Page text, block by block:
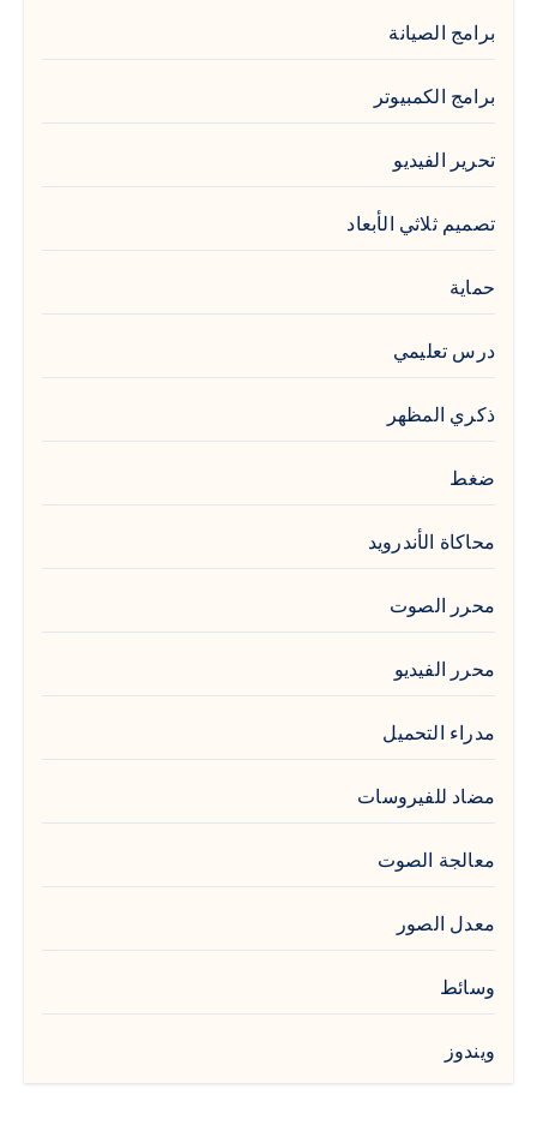
برامج الصيانة
برامج الكمبيوتر
تحرير الفيديو
تصميم ثلاثي الأبعاد
حماية
درس تعليمي
ذكري المظهر
ضغط
محاكاة الأندرويد
محرر الصوت
محرر الفيديو
مدراء التحميل
مضاد للفيروسات
معالجة الصوت
معدل الصور
وسائط
ويندوز